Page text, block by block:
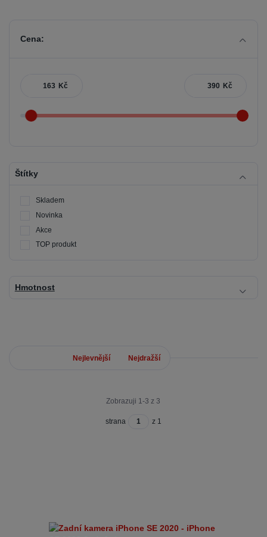
Cena:
Kč Kč
Štítky
Skladem
Novinka
Akce
TOP produkt
Hmotnost
Nejlevnější Nejdražší
Zobrazuji 1-3 z 3
strana z 1